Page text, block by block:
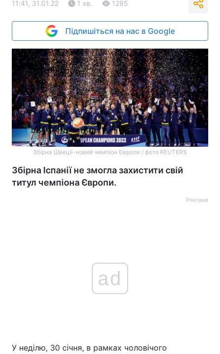
11:41, 31.01.22 1 хв. 1285
Підпишіться на нас в Google
Збірна Швеції-новий чемпіон Європи / фото REUTERS
Збірна Іспанії не змогла захистити свій
титул чемпіона Європи.
Реклама
ad
У неділю, 30 січня, в рамках чоловічого